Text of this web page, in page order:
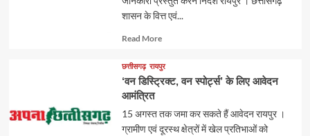
शासन के वित्त एवं...
Read MoreRead
about
छत्तीसगढ़ रायपुर
‘वन डिस्ट्रिक्ट, वन स्पोर्ट्स’ के लिए आवेदन
आमंत्रित
15 अगस्त तक जमा कर सकते हैं आवेदन रायपुर ।
ग्रामीण एवं दूरस्थ क्षेत्रों में खेल प्रतिभाओं को